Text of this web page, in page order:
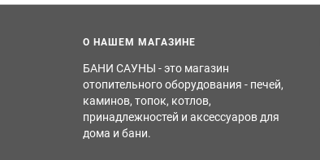
О НАШЕМ МАГАЗИНЕ
БАНИ САУНЫ - это магазин
отопительного оборудования - печей,
каминов, топок, котлов,
принадлежностей и аксессуаров для
дома и бани.